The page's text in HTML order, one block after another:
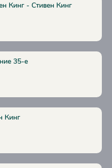
Кинг - Стивен Кинг
35-е
Кинг